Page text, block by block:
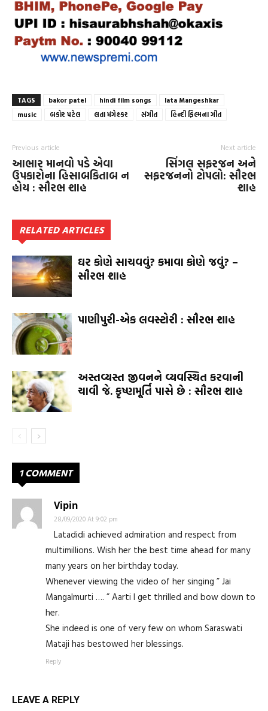
TAGS bakor patel hindi film songs
lata Mangeshkar
music
બકોર પટેલ લતા મંગેશ્કર સંગીત હિન્દી ફિલ્મના ગીત
Previous article
આભાર માનવો પડે એવા
ઉપકારોના હિસાબકિતાબ ન
હોય : સૌરભ શાહ
Next article
સિંગલ સફરજન અને
સફરજનનો ટોપલો: સૌરભ
શાહ
RELATED ARTICLES
ઘર કોણે સાચવવું? કમાવા કોણે જવું? –
સૌરભ શાહ
પાણીપુરી-એક લવસ્ટોરી : સૌરભ શાહ
અસ્તવ્યસ્ત જીવનને વ્યવસ્થિત કરવાની
ચાવી જે. કૃષ્ણમૂર્તિ પાસે છે : સૌરભ શાહ
1 COMMENT
Vipin
28/09/2020 At 9:02 pm
Latadidi achieved admiration and respect from
multimillions. Wish her the best time ahead for many
many years on her birthday today.
Whenever viewing the video of her singing ” Jai
Mangalmurti …. ” Aarti I get thrilled and bow down to
her.
She indeed is one of very few on whom Saraswati
Mataji has bestowed her blessings.
Reply
LEAVE A REPLY